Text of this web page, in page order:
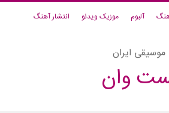
آلبوم موزیک ویدئو انتشار آهنگ
ایران
وان